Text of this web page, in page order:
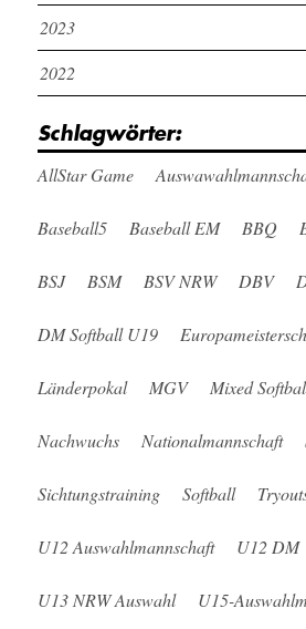
2023
2022
Schlagwörter:
AllStar Game
Baseball5 Baseball EM BBQ
BSJ BSM BSV NRW DBV
DM Softball U19
Länderpokal MGV Mixed
Nachwuchs Nationalmannschaft
Sichtungstraining Softball
U12 Auswahlmannschaft U12 DM
U13 NRW Auswahl U15-